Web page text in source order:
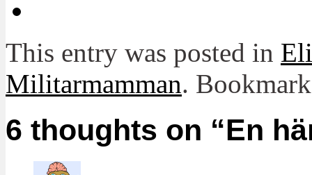
This entry was posted in
Militarmamman.
6 thoughts on “En